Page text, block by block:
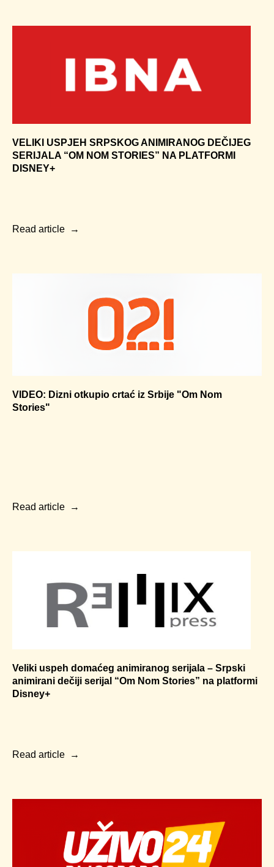
VELIKI USPJEH SRPSKOG ANIMIRANOG DEČIJEG
SERIJALA “OM NOM STORIES” NA PLATFORMI
DISNEY+
Read article
VIDEO: Dizni otkupio crtać iz Srbije "Om Nom
Stories"
Read article
Veliki uspeh domaćeg animiranog serijala – Srpski
animirani dečiji serijal “Om Nom Stories” na platformi
Disney+
Read article
© METAXILASIS DOO, 2022-
designed by